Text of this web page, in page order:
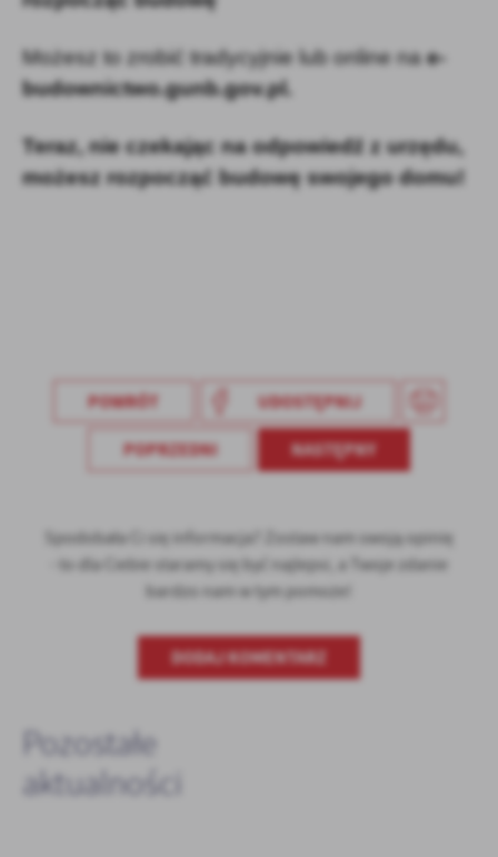
Możesz to zrobić tradycyjnie lub online nae-
budownictwo.gunb.gov.pl.
Teraz, nie czekając na odpowiedź z urzędu,
możesz rozpocząć budowę swojego domu!
POWRÓT UDOSTĘPNIJ
POPRZEDNI NASTĘPNY
Spodobała Ci się informacja? Zostaw nam swoją opinię
- to dla Ciebie staramy się być najlepsi, a Twoje zdanie
bardzo nam w tym pomoże!
DODAJ KOMENTARZ
Pozostałe
aktualności